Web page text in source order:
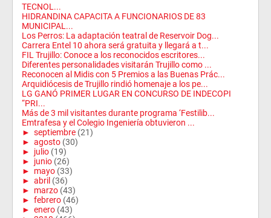
TECNOL...
HIDRANDINA CAPACITA A FUNCIONARIOS DE 83
MUNICIPAL...
Los Perros: La adaptación teatral de Reservoir Dog...
Carrera Entel 10 ahora será gratuita y llegará a t...
FIL Trujillo: Conoce a los reconocidos escritores...
Diferentes personalidades visitarán Trujillo como ...
Reconocen al Midis con 5 Premios a las Buenas Prác...
Arquidiócesis de Trujillo rindió homenaje a los pe...
LG GANÓ PRIMER LUGAR EN CONCURSO DE INDECOPI
“PRI...
Más de 3 mil visitantes durante programa ‘Festilib...
Emtrafesa y el Colegio Ingeniería obtuvieron ...
► septiembre (21)
► agosto (30)
► julio (19)
► junio (26)
► mayo (33)
► abril (36)
► marzo (43)
► febrero (46)
► enero (43)